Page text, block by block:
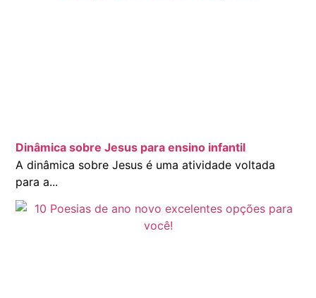
Dinâmica sobre Jesus para ensino infantil
A dinâmica sobre Jesus é uma atividade voltada
para a...